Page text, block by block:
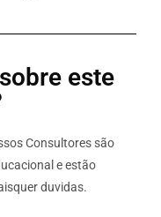
este
Consultores são
e estão
duvidas.